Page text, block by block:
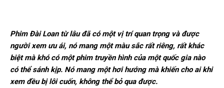
Phim Đài Loan từ lâu đã có một vị trí quan trọng và được
người xem ưu ái, nó mang một màu sắc rất riêng, rất khác
biệt mà khó có một phim truyền hình của một quốc gia nào
có thể sánh kịp. Nó mang một hơi hướng mà khiến cho ai khi
xem đều bị lôi cuốn, không thể bỏ qua được.